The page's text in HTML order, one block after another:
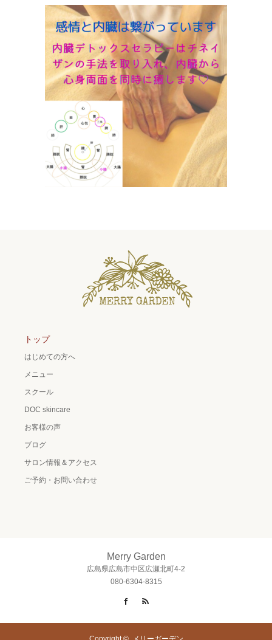
トップ
はじめての方へ
メニュー
スクール
DOC skincare
お客様の声
ブログ
サロン情報＆アクセス
ご予約・お問い合わせ
Merry Garden
広島県広島市中区広瀬北町4-2
080-6304-8315
Facebook